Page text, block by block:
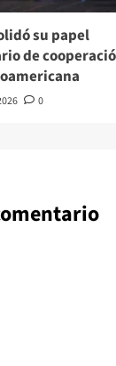
su papel
de
0